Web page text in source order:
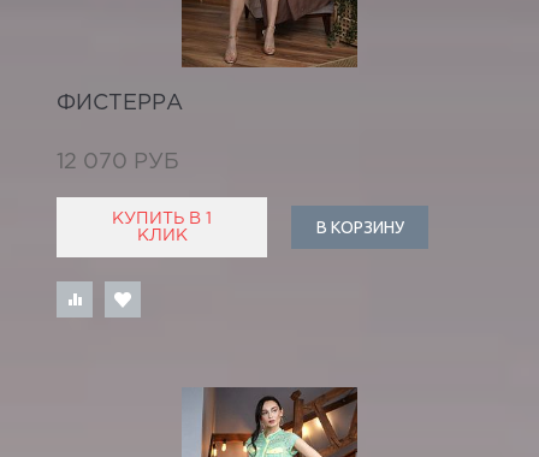
ФИСТЕРРА
12 070 РУБ
КУПИТЬ В 1
КЛИК
В КОРЗИНУ